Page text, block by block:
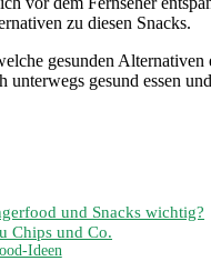
zu diesen Snacks.
gesunden
unterwegs gesund essen
und Snacks wichtig?
Chips und Co.
Ideen